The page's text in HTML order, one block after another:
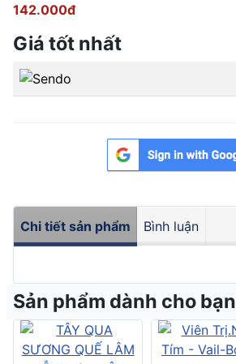
142.000đ
Giá tốt nhất
Chi tiết sản phẩm Bình luận
Sản phẩm dành cho bạn